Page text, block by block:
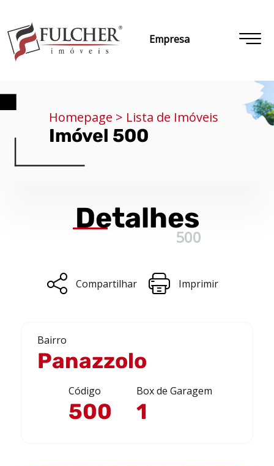
Empresa
Homepage > Lista de Imóveis
Imóvel 500
Detalhes
500
Compartilhar Imprimir
Bairro
Panazzolo
Código
500
Box de Garagem
1